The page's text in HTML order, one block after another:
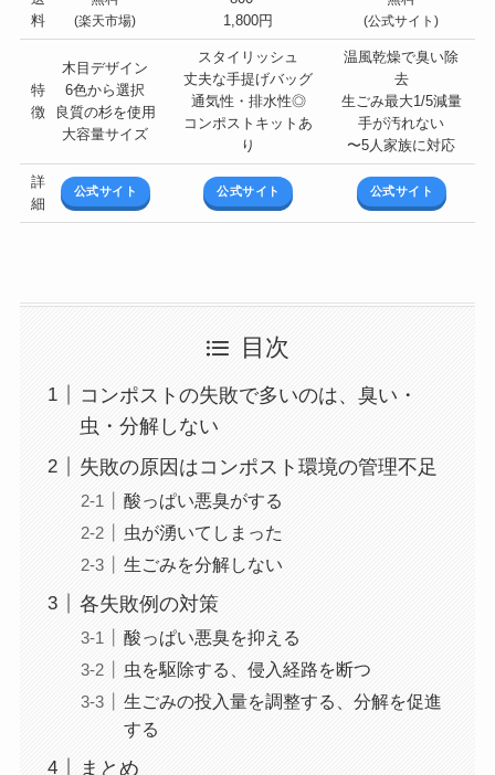
料
(楽天市場)
1,800円
(公式サイト)
特
徴
木目デザイン
6色から選択
良質の杉を使用
大容量サイズ
スタイリッシュ
丈夫な手提げバッグ
通気性・排水性◎
コンポストキットあ
り
温風乾燥で臭い除
去
生ごみ最大1/5減量
手が汚れない
〜5人家族に対応
詳
細
公式サイト 公式サイト 公式サイト
目次
コンポストの失敗で多いのは、臭い・
虫・分解しない
失敗の原因はコンポスト環境の管理不足
酸っぱい悪臭がする
虫が湧いてしまった
生ごみを分解しない
各失敗例の対策
酸っぱい悪臭を抑える
虫を駆除する、侵入経路を断つ
生ごみの投入量を調整する、分解を促進
する
まとめ